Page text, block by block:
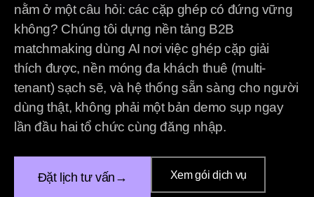
nằm ở một câu hỏi: các cặp ghép có đứng vững
không? Chúng tôi dựng nền tảng B2B
matchmaking dùng AI nơi việc ghép cặp giải
thích được, nền móng đa khách thuê (multi-
tenant) sạch sẽ, và hệ thống sẵn sàng cho người
dùng thật, không phải một bản demo sụp ngay
lần đầu hai tổ chức cùng đăng nhập.
Đặt lịch tư vấn → Xem gói dịch vụ